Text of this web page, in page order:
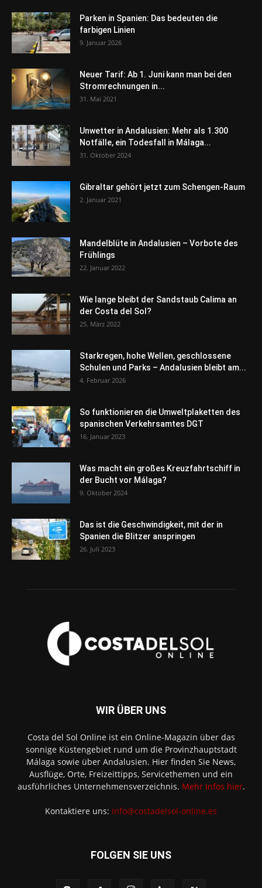
Parken in Spanien: Das bedeuten die
farbigen Linien
9. Januar 2026
Neuer Tarif: Ab 1. Juni kann man bei den
Stromrechnungen in...
31. Mai 2021
Unwetter in Andalusien: Mehr als 1.300
Notfälle, ein Todesfall in Málaga...
31. Oktober 2024
Gibraltar gehört jetzt zum Schengen-Raum
2. Januar 2021
Mandelblüte in Andalusien – Vorbote des
Frühlings
22. Januar 2022
Wie lange bleibt der Sandstaub Calima an
der Costa del Sol?
25. März 2022
Starkregen, hohe Wellen, geschlossene
Schulen und Parks – Andalusien bleibt am...
4. Februar 2026
So funktionieren die Umweltplaketten des
spanischen Verkehrsamtes DGT
16. Januar 2023
Was macht ein großes Kreuzfahrtschiff in
der Bucht vor Málaga?
9. Oktober 2024
Das ist die Geschwindigkeit, mit der in
Spanien die Blitzer anspringen
26. Juli 2023
WIR ÜBER UNS
Costa del Sol Online ist ein Online-Magazin über das
sonnige Küstengebiet rund um die Provinzhauptstadt
Málaga sowie über Andalusien. Hier finden Sie News,
Ausflüge, Orte, Freizeittipps, Servicethemen und ein
ausführliches Unternehmensverzeichnis. Mehr Infos hier.
Kontaktiere uns: info@costadelsol-online.es
FOLGEN SIE UNS